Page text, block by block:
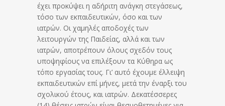
έχει προκύψει η αδήριτη ανάγκη στεγάσεως,
τόσο των εκπαιδευτικών, όσο και των
ιατρών. Οι χαμηλές αποδοχές των
λειτουργών της Παιδείας, αλλά και των
ιατρών, αποτρέπουν όλους σχεδόν τους
υποψηφίους να επιλέξουν τα Κύθηρα ως
τόπο εργασίας τους. Γι’ αυτό έχουμε έλλειψη
εκπαιδευτικών επί μήνες, μετά την έναρξι του
σχολικού έτους, και ιατρών. Δεκατέσσερες